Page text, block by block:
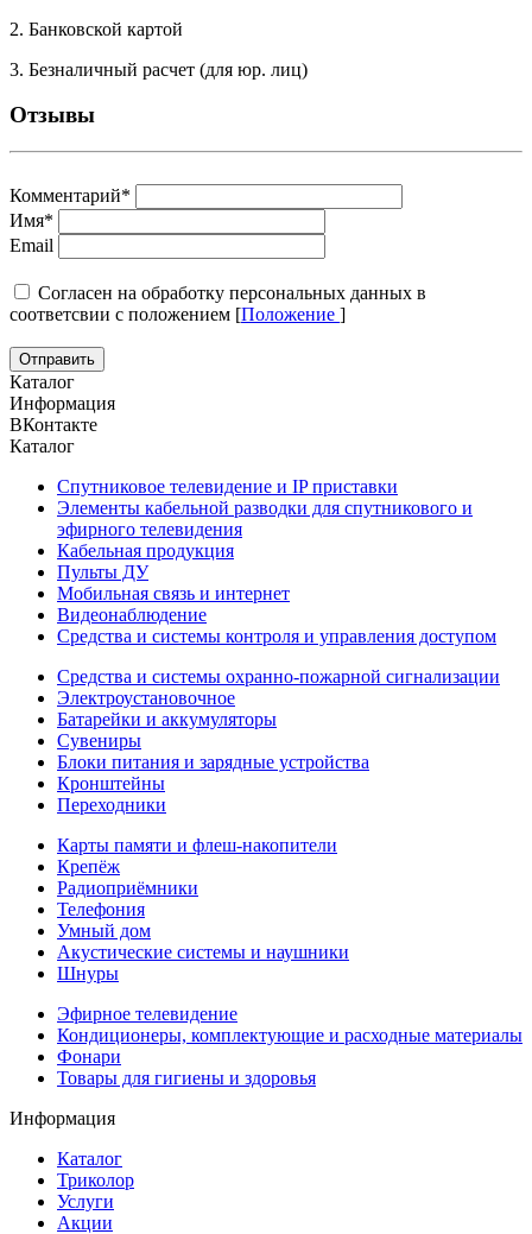
2. Банковской картой
3. Безналичный расчет (для юр. лиц)
Отзывы
Комментарий*
Имя*
Email
Cогласен на обработку персональных данных в
соответсвии с положением [Положение ]
Каталог
Информация
ВКонтакте
Каталог
Спутниковое телевидение и IP приставки
Элементы кабельной разводки для спутникового и
эфирного телевидения
Кабельная продукция
Пульты ДУ
Мобильная связь и интернет
Видеонаблюдение
Средства и системы контроля и управления доступом
Средства и системы охранно-пожарной сигнализации
Электроустановочное
Батарейки и аккумуляторы
Сувениры
Блоки питания и зарядные устройства
Кронштейны
Переходники
Карты памяти и флеш-накопители
Крепёж
Радиоприёмники
Телефония
Умный дом
Акустические системы и наушники
Шнуры
Эфирное телевидение
Кондиционеры, комплектующие и расходные материалы
Фонари
Товары для гигиены и здоровья
Информация
Каталог
Триколор
Услуги
Акции